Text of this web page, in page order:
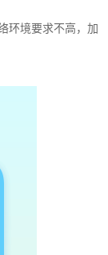
环境要求不高，加